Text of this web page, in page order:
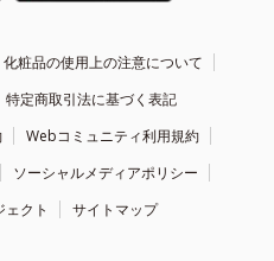
化粧品の使用上の注意について
特定商取引法に基づく表記
Webコミュニティ利用規約
ソーシャルメディアポリシー
クト
サイトマップ